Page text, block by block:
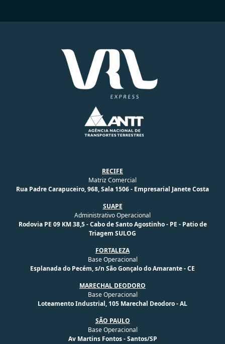
RECIFE
Matriz Comercial
Rua Padre Carapuceiro, 968, Sala 1506 - Empresarial Janete Costa
SUAPE
Administrativo Operacional
Rodovia PE 09 KM 38,5 - Cabo de Santo Agostinho - PE - Patio de
Triagem SULOG
FORTALEZA
Base Operacional
Esplanada do Pecém, s/n São Gonçalo do Amarante - CE
MARECHAL DEODORO
Base Operacional
Loteamento Industrial, 105 Marechal Deodoro - AL
SÃO PAULO
Base Operacional
Av Martins Fontos - Santos/SP